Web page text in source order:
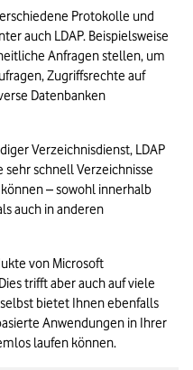
Protokolle und
auch LDAP. Beispielsweise
Anfragen stellen, um
Zugriffsrechte auf
Datenbanken
Verzeichnisdienst, LDAP
schnell Verzeichnisse
– sowohl innerhalb
auch in anderen
von Microsoft
trifft aber auch auf viele
bietet Ihnen ebenfalls
Anwendungen in Ihrer
laufen können.